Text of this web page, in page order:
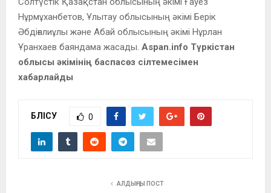
Нұрмұханбетов, Ұлытау облысының әкімі Берік
Әбдіғалиұлы және Абай облысының әкімі Нұрлан
Ұранхаев баяндама жасады. Aspan.info Түркістан
облысы әкімінің баспасөз сілтемесімен
хабарлайды
БӨЛІСУ 0
АЛДЫҢҒЫ ПОСТ